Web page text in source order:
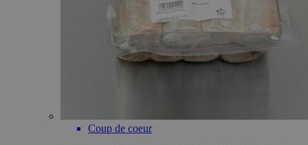
Coup de coeur